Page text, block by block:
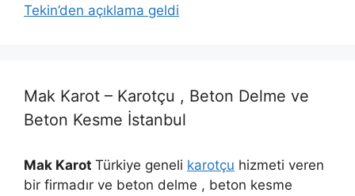
Tekin’den açıklama geldi
Mak Karot – Karotçu , Beton Delme ve
Beton Kesme İstanbul
Mak Karot Türkiye geneli karotçu hizmeti veren
bir firmadır ve beton delme , beton kesme